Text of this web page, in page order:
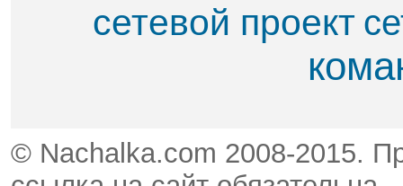
сетевой проект
© Nachalka.com 2008-2015.